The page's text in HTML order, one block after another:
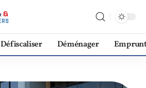
Défiscaliser Déménager